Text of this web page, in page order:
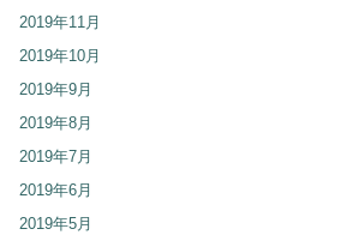
2019年11月
2019年10月
2019年9月
2019年8月
2019年7月
2019年6月
2019年5月